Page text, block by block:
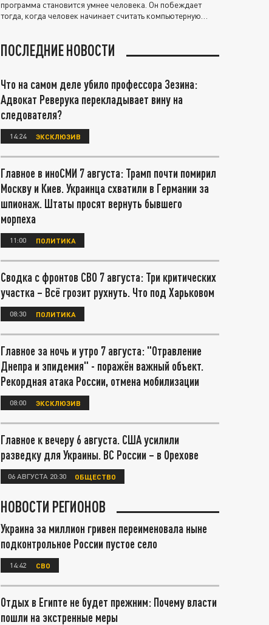
программа становится умнее человека. Он побеждает
тогда, когда человек начинает считать компьютерную
ПОСЛЕДНИЕ НОВОСТИ
Что на самом деле убило профессора Зезина:
Адвокат Реверука перекладывает вину на
следователя?
14:24 ЭКСКЛЮЗИВ
Главное в иноСМИ 7 августа: Трамп почти помирил
Москву и Киев. Украинца схватили в Германии за
шпионаж. Штаты просят вернуть бывшего
морпеха
11:00 ПОЛИТИКА
Сводка с фронтов СВО 7 августа: Три критических
участка – Всё грозит рухнуть. Что под Харьковом
08:30 ПОЛИТИКА
Главное за ночь и утро 7 августа: "Отравление
Днепра и эпидемия" - поражён важный объект.
Рекордная атака России, отмена мобилизации
08:00 ЭКСКЛЮЗИВ
Главное к вечеру 6 августа. США усилили
разведку для Украины. ВС России – в Орехове
06 АВГУСТА 20:30 ОБЩЕСТВО
НОВОСТИ РЕГИОНОВ
Украина за миллион гривен переименовала ныне
подконтрольное России пустое село
14:42 СВО
Отдых в Египте не будет прежним: Почему власти
пошли на экстренные меры